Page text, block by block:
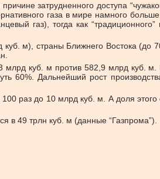
затрудненного доступа
газа в мире намного
газ), тогда как
м), страны Ближнего Востока (до
куб. м против 582,9 млрд куб. м.
60%. Дальнейший рост
раз до 10 млрд куб. м. А доля этого
в 49 трлн куб. м (данные “Газпрома”).